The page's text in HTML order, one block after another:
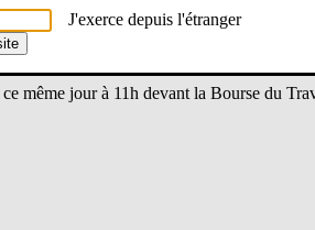
13 mai à Carcassonne.
même jour à 11h devant la Bourse du
J'exerce depuis l'étranger